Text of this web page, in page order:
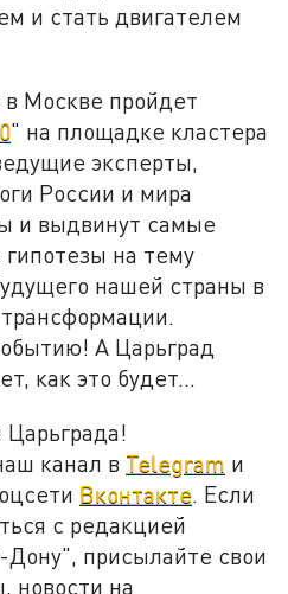
и стать двигателем
Москве пройдет
" на площадке кластера
эксперты,
России и мира
и выдвинут самые
на тему
нашей страны в
А Царьград
как это будет...
канал в Telegram и
Вконтакте. Если
с редакцией
присылайте свои
новости на